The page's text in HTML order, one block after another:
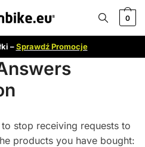
0
–Sprawdź Promocje
stop receiving requests to
products you have bought: